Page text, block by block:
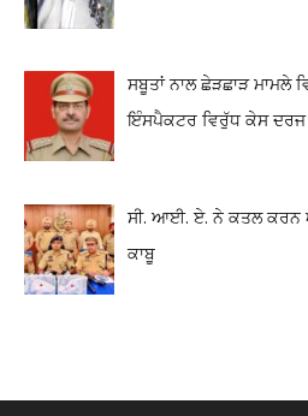
ਸਬੂਤਾਂ ਨਾਲ ਛੇੜਛਾੜ ਮਾਮਲੇ
ਇੰਸਪੈਕਟਰ ਵਿਰੁੱਧ ਕੇਸ ਦਰਜ
ਸੀ. ਆਈ. ਏ. ਨੇ ਕਤਲ ਕਰਨ
ਕਾਬੂ